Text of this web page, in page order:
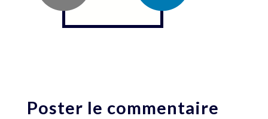
Poster le commentaire